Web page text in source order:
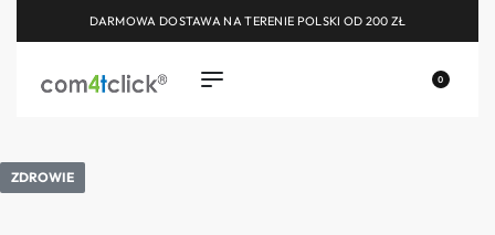
DARMOWA DOSTAWA NA TERENIE POLSKI OD 200 ZŁ
0
ZDROWIE